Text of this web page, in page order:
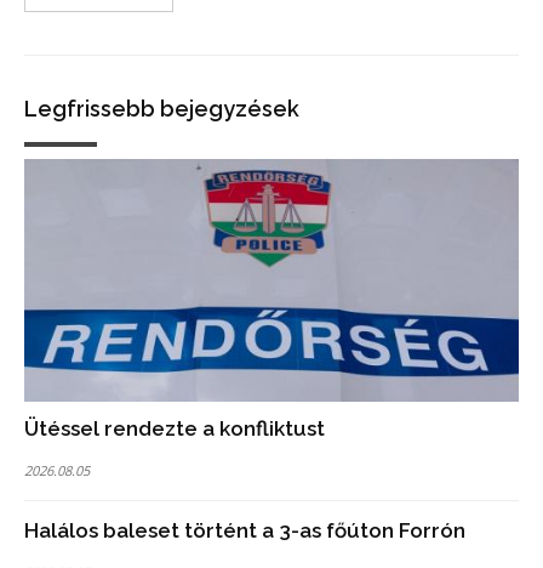
Legfrissebb bejegyzések
Ütéssel rendezte a konfliktust
2026.08.05
Halálos baleset történt a 3-as főúton Forrón